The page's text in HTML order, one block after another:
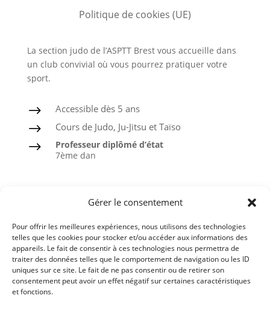
Gérer le consentement
Pour offrir les meilleures expériences, nous utilisons des technologies
telles que les cookies pour stocker et/ou accéder aux informations des
appareils. Le fait de consentir à ces technologies nous permettra de
traiter des données telles que le comportement de navigation ou les ID
uniques sur ce site. Le fait de ne pas consentir ou de retirer son
consentement peut avoir un effet négatif sur certaines caractéristiques
et fonctions.
Politique de cookies (UE)
La section judo de l’ASPTT Brest vous accueille dans
un club convivial où vous pourrez pratiquer votre
sport.
$ Accessible dès 5 ans
$ Cours de Judo, Ju-Jitsu et Taïso
$
Professeur diplômé d’état
7ème dan
Taïso ou Gymnastique douce
Ceintures noires formées à l’ASPTT